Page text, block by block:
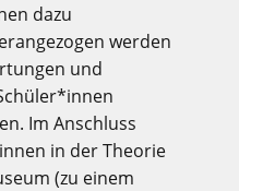
dazu
werden
und
Im Anschluss
in der Theorie
(zu einem